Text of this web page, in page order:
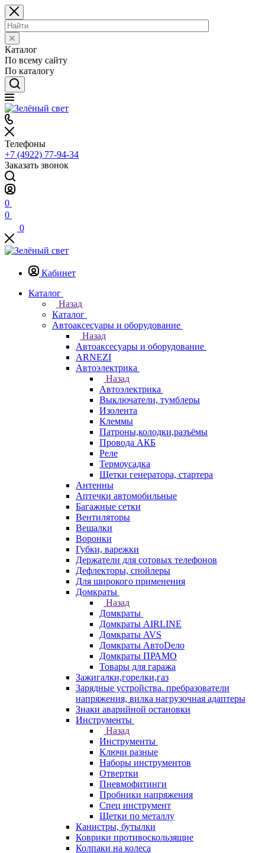
Каталог
По всему сайту
По каталогу
Телефоны
+7 (4922) 77-94-34
Заказать звонок
0
0
0
Кабинет
Каталог
Назад
Каталог
Автоаксесуары и оборудование
Назад
Автоаксесуары и оборудование
ARNEZI
Автоэлектрика
Назад
Автоэлектрика
Выключатели, тумблеры
Изолента
Клеммы
Патроны,колодки,разъёмы
Провода АКБ
Реле
Термоусадка
Щетки генератора, стартера
Антенны
Аптечки автомобильные
Багажные сетки
Вентиляторы
Вешалки
Воронки
Губки, варежки
Держатели для сотовых телефонов
Дефлекторы, спойлеры
Для широкого применения
Домкраты
Назад
Домкраты
Домкраты AIRLINE
Домкраты AVS
Домкраты АвтоDело
Домкраты ПРАМО
Товары для гаража
Зажигалки,горелки,газ
Зарядные устройства. пребразователи
напряжения, вилка нагрузочная адаптеры
Знаки аварийной остановки
Инструменты
Назад
Инструменты
Ключи разные
Наборы инструментов
Отвертки
Пневмофитинги
Пробники напряжения
Спец инструмент
Щетки по металлу
Канистры, бутылки
Коврики противоскользящие
Колпаки на колеса